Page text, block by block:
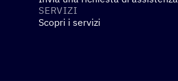
SERVIZI
Scopri i servizi